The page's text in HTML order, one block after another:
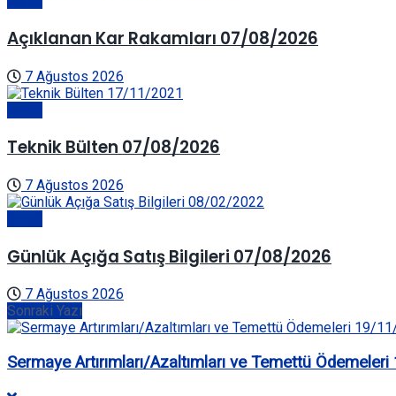
Açıklanan Kar Rakamları 07/08/2026
7 Ağustos 2026
Teknik Bülten 07/08/2026
7 Ağustos 2026
Günlük Açığa Satış Bilgileri 07/08/2026
7 Ağustos 2026
Sonraki Yazı
Sermaye Artırımları/Azaltımları ve Temettü